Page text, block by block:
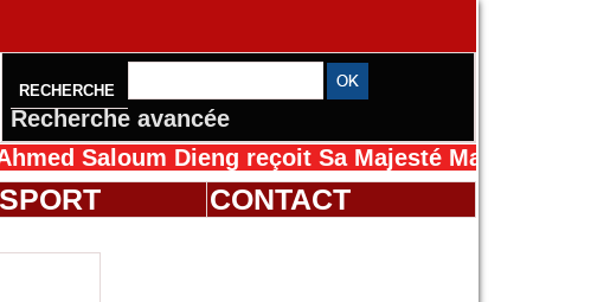
RECHERCHE
Recherche avancée
Dieng reçoit Sa Majesté Mansah Cissé au
SPORT CONTACT